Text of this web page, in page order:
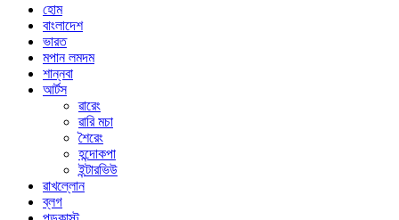
হোম
বাংলাদেশ
ভারত
মপান লমদম
শান্নবা
আর্টস
ৱারেং
ৱারি মচা
শৈরেং
হন্দোকপা
ইন্টারভিউ
ৱাখল্লোন
ব্লগ